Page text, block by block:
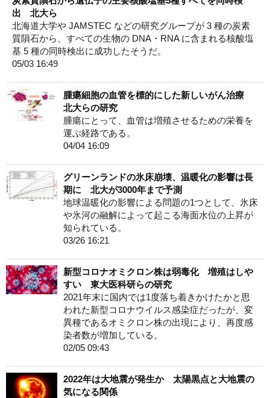
出 北大ら
北海道大学や JAMSTEC などの研究グループが 3 種の炭素
質隕石から、すべての生物の DNA・RNA に含まれる核酸塩
基 5 種の同時検出に成功したそうだ。
05/03 16:49
腫瘍細胞の血管を標的にした新しいがん治療
北大らの研究
腫瘍にとって、血管は増殖させるための栄養を
運ぶ経路である。
04/04 16:09
グリーンランドの氷床崩壊、温暖化の影響は長
期に 北大が3000年まで予測
地球温暖化の影響による問題の1つとして、氷床
や氷河の融解によって起こる海面水位の上昇が
知られている。
03/26 16:21
新型コロナオミクロン株は弱毒化 増殖はしや
すい 東大医科研らの研究
2021年末に国内では1度落ち着きかけたかと思
われた新型コロナウイルス感染症だったが、変
異種であるオミクロン株の出現により、再度感
染者数が増加している。
02/05 09:43
2022年は大地震が発生か 太陽黒点と大地震の
気になる関係